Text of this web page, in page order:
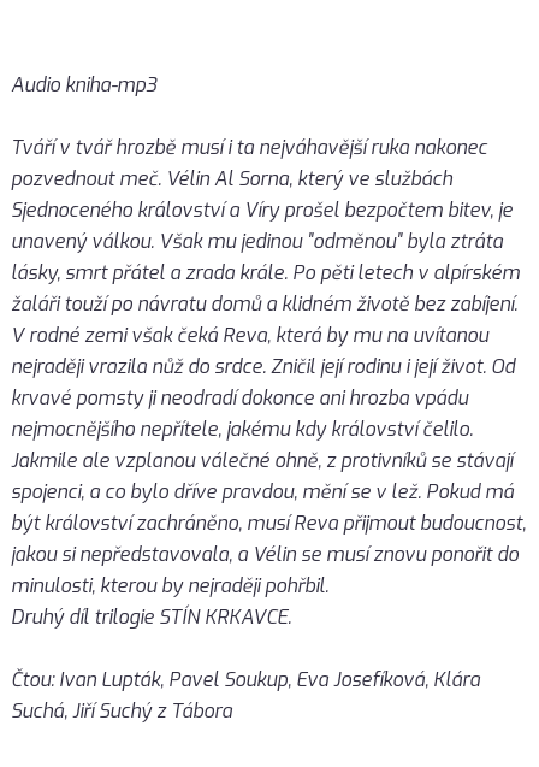
Audio kniha-mp3
Tváří v tvář hrozbě musí i ta nejváhavější ruka nakonec
pozvednout meč. Vélin Al Sorna, který ve službách
Sjednoceného království a Víry prošel bezpočtem bitev, je
unavený válkou. Však mu jedinou "odměnou" byla ztráta
lásky, smrt přátel a zrada krále. Po pěti letech v alpírském
žaláři touží po návratu domů a klidném životě bez zabíjení.
V rodné zemi však čeká Reva, která by mu na uvítanou
nejraději vrazila nůž do srdce. Zničil její rodinu i její život. Od
krvavé pomsty ji neodradí dokonce ani hrozba vpádu
nejmocnějšího nepřítele, jakému kdy království čelilo.
Jakmile ale vzplanou válečné ohně, z protivníků se stávají
spojenci, a co bylo dříve pravdou, mění se v lež. Pokud má
být království zachráněno, musí Reva přijmout budoucnost,
jakou si nepředstavovala, a Vélin se musí znovu ponořit do
minulosti, kterou by nejraději pohřbil.
Druhý díl trilogie STÍN KRKAVCE.
Čtou: Ivan Lupták, Pavel Soukup, Eva Josefíková, Klára
Suchá, Jiří Suchý z Tábora